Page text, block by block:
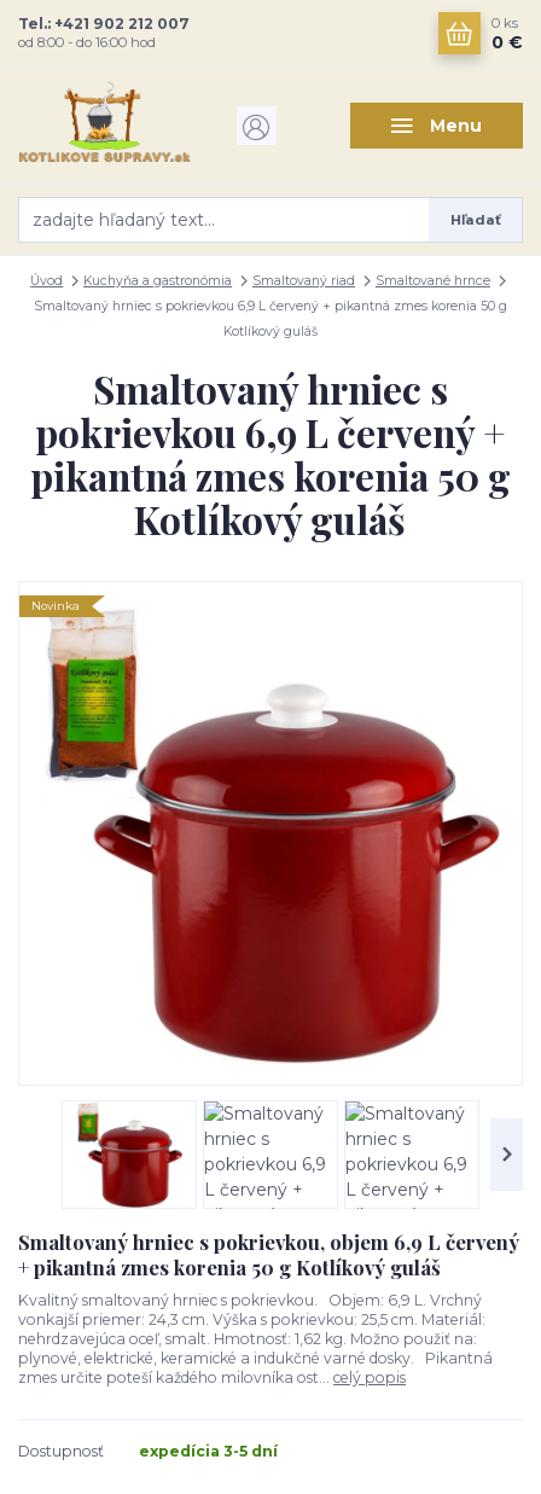
Menu
Hľadať
Tel.: +421 902 212 007
od 8:00 - do 16:00 hod
0 ks
0 €
Úvod Kuchyňa a gastronómia Smaltovaný riad
Smaltované hrnce
Smaltovaný hrniec s pokrievkou 6,9 L červený + pikantná zmes korenia 50 g
Kotlíkový guláš
Smaltovaný hrniec s
pokrievkou 6,9 L červený +
pikantná zmes korenia 50 g
Kotlíkový guláš
Novinka
Smaltovaný hrniec s pokrievkou, objem 6,9 L červený
+ pikantná zmes korenia 50 g Kotlíkový guláš
Kvalitný smaltovaný hrniec s pokrievkou. Objem: 6,9 L. Vrchný
vonkajší priemer: 24,3 cm. Výška s pokrievkou: 25,5 cm. Materiál:
nehrdzavejúca oceľ, smalt. Hmotnosť: 1,62 kg. Možno použiť na:
plynové, elektrické, keramické a indukčné varné dosky. Pikantná
zmes určite poteší každého milovníka ost... celý popis
Dostupnosť expedícia 3-5 dní